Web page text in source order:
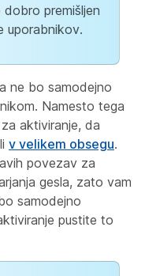
premišljen
uporabnikov.
ne bo samodejno
Namesto tega
aktiviranje, da
v velikem obsegu.
povezav za
gesla, zato vam
samodejno
pustite to